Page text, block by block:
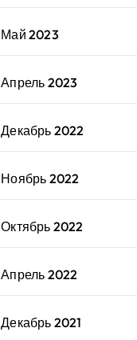
Май 2023
Апрель 2023
Декабрь 2022
Ноябрь 2022
Октябрь 2022
Апрель 2022
Декабрь 2021